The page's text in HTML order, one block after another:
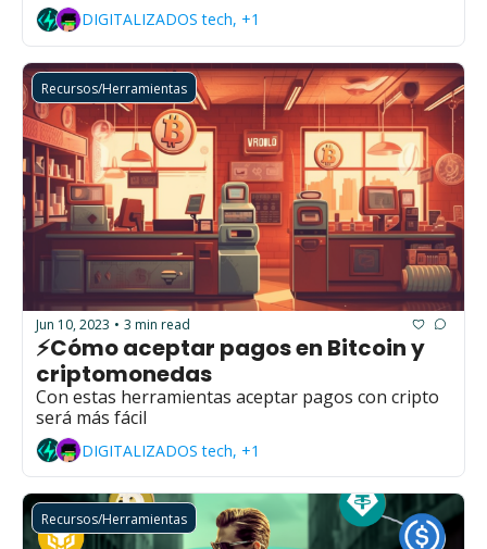
DIGITALIZADOS tech, +1
Recursos/Herramientas
Jun 10, 2023 • 3 min read
⚡Cómo aceptar pagos en Bitcoin y
criptomonedas
Con estas herramientas aceptar pagos con cripto
será más fácil
DIGITALIZADOS tech, +1
Recursos/Herramientas